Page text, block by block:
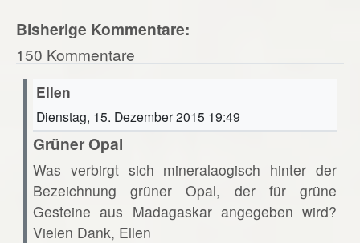
Bisherige Kommentare:
150 Kommentare
Ellen
Dienstag, 15. Dezember 2015 19:49
Grüner Opal
Was verbirgt sich mineralaogisch hinter der
Bezeichnung grüner Opal, der für grüne
Gesteine aus Madagaskar angegeben wird?
Vielen Dank, Ellen